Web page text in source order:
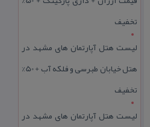
تخفیف
لیست هتل آپارتمان های مشهد در
هتل خیابان طبرسی و فلکه آب + 50%
تخفیف
لیست هتل آپارتمان های مشهد در